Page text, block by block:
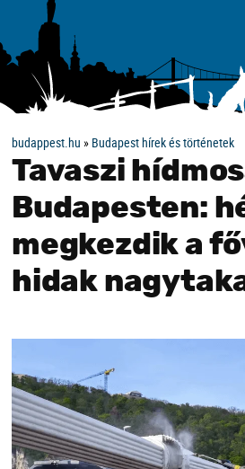
budappest.hu » Budapest hírek és történetek
Tavaszi
Budapesten:
megkezdik a
hidak